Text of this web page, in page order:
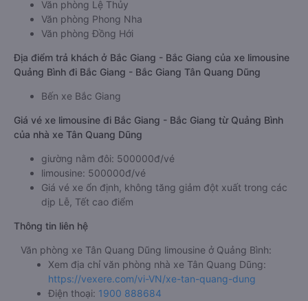
Văn phòng Lệ Thủy
Văn phòng Phong Nha
Văn phòng Đồng Hới
Địa điểm trả khách ở Bắc Giang - Bắc Giang của xe limousine
Quảng Bình đi Bắc Giang - Bắc Giang Tân Quang Dũng
Bến xe Bắc Giang
Giá vé xe limousine đi Bắc Giang - Bắc Giang từ Quảng Bình
của nhà xe Tân Quang Dũng
giường nằm đôi: 500000đ/vé
limousine: 500000đ/vé
Giá vé xe ổn định, không tăng giảm đột xuất trong các
dịp Lễ, Tết cao điểm
Thông tin liên hệ
Văn phòng xe Tân Quang Dũng limousine ở Quảng Bình:
Xem địa chỉ văn phòng nhà xe Tân Quang Dũng:
https://vexere.com/vi-VN/xe-tan-quang-dung
Điện thoại: 1900 888684